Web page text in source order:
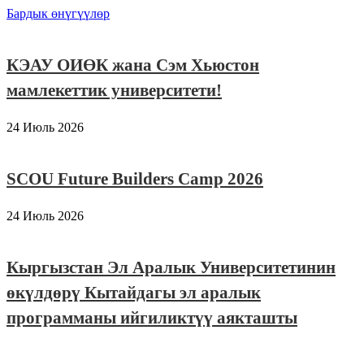
Бардык өнүгүүлөр
КЭАУ ОИӨК жана Сэм Хьюстон
мамлекеттик университети!
24 Июль 2026
SCOU Future Builders Camp 2026
24 Июль 2026
Кыргызстан Эл Аралык Университетинин
өкүлдөрү Кытайдагы эл аралык
программаны ийгиликтүү аякташты